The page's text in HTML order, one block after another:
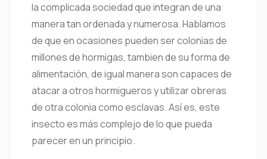
la complicada sociedad que integran de una
manera tan ordenada y numerosa. Hablamos
de que en ocasiones pueden ser colonias de
millones de hormigas, tambien de su forma de
alimentación, de igual manera son capaces de
atacar a otros hormigueros y utilizar obreras
de otra colonia como esclavas. Así es, este
insecto es más complejo de lo que pueda
parecer en un principio.